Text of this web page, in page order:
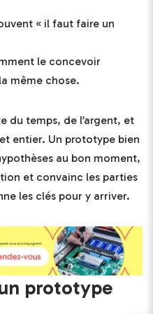
« il faut faire un
le concevoir
même chose.
du temps, de l’argent, et
entier. Un prototype bien
au bon moment,
et convainc les parties
les clés pour y arriver.
prototype